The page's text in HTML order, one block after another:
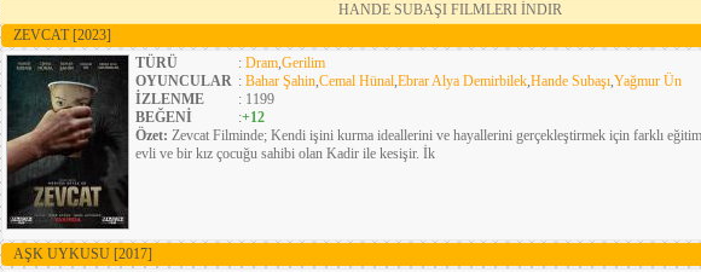
HANDE SUBAŞI FILMLERI İNDIR
ZEVCAT [2023]
TÜRÜ
: Dram,Gerilim
OYUNCULAR : Bahar Şahin,Cemal Hünal,Ebrar Alya Demirbilek,Hande Subaşı,Yağmur Ün
İZLENME
: 1199
BEĞENİ
:+12
Özet: Zevcat Filminde; Kendi işini kurma ideallerini ve hayallerini gerçekleştirmek için farklı
evli ve bir kız çocuğu sahibi olan Kadir ile kesişir. İk
AŞK UYKUSU [2017]